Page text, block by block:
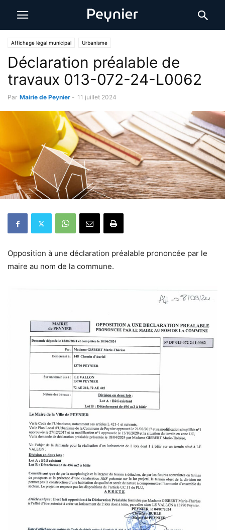
Affichage légal municipal Urbanisme
Déclaration préalable de
travaux 013-072-24-L0062
Par Mairie de Peynier - 11 juillet 2024
Opposition à une déclaration préalable prononcée par le
maire au nom de la commune.